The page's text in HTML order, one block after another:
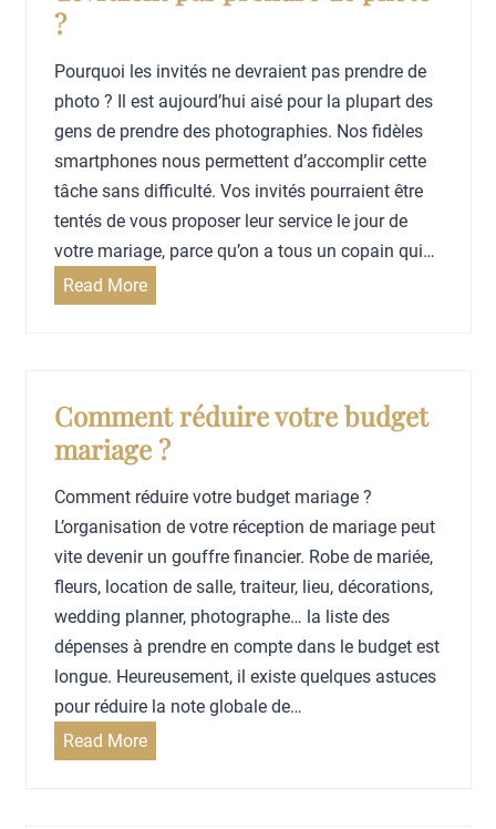
s
o
u
r
u
n
m
a
i
z
é
e
?
Pourquoi les invités ne devraient pas prendre de
photo ? Il est aujourd’hui aisé pour la plupart des
gens de prendre des photographies. Nos fidèles
smartphones nous permettent d’accomplir cette
tâche sans difficulté. Vos invités pourraient être
tentés de vous proposer leur service le jour de
votre mariage, parce qu’on a tous un copain qui…
Read MoreP
u
o
i
l
e
s
i
n
v
i
t
é
Comment réduire votre budget
mariage ?
Comment réduire votre budget mariage ?
L’organisation de votre réception de mariage peut
vite devenir un gouffre financier. Robe de mariée,
fleurs, location de salle, traiteur, lieu, décorations,
wedding planner, photographe… la liste des
dépenses à prendre en compte dans le budget est
longue. Heureusement, il existe quelques astuces
pour réduire la note globale de…
Read MoreC